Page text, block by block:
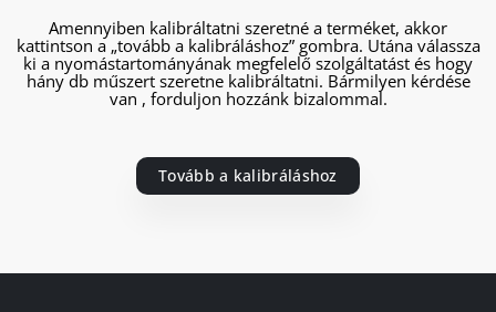
Amennyiben kalibráltatni szeretné a terméket, akkor
kattintson a „tovább a kalibráláshoz” gombra. Utána válassza
ki a nyomástartományának megfelelő szolgáltatást és hogy
hány db műszert szeretne kalibráltatni. Bármilyen kérdése
van , forduljon hozzánk bizalommal.
Tovább a kalibráláshoz